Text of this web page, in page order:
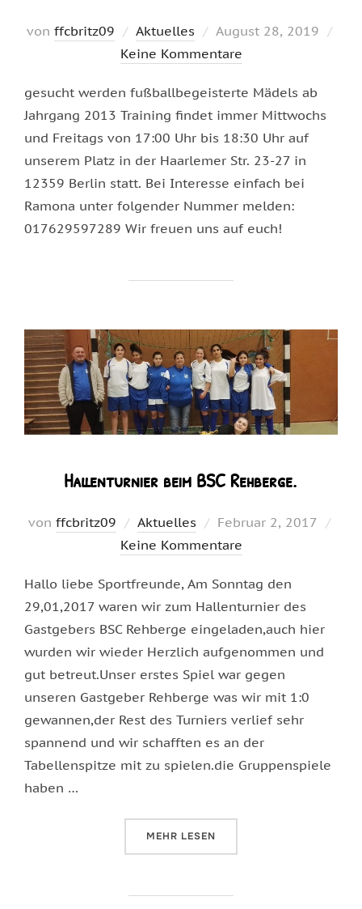
von ffcbritz09 Aktuelles
Veröffentlicht
am
August 28, 2019
Keine Kommentare
gesucht werden fußballbegeisterte Mädels ab
Jahrgang 2013 Training findet immer Mittwochs
und Freitags von 17:00 Uhr bis 18:30 Uhr auf
unserem Platz in der Haarlemer Str. 23-27 in
12359 Berlin statt. Bei Interesse einfach bei
Ramona unter folgender Nummer melden:
017629597289 Wir freuen uns auf euch!
Hallenturnier beim BSC Rehberge.
von ffcbritz09 Aktuelles
Veröffentlicht
am
Februar 2, 2017
Keine Kommentare
Hallo liebe Sportfreunde, Am Sonntag den
29,01,2017 waren wir zum Hallenturnier des
Gastgebers BSC Rehberge eingeladen,auch hier
wurden wir wieder Herzlich aufgenommen und
gut betreut.Unser erstes Spiel war gegen
unseren Gastgeber Rehberge was wir mit 1:0
gewannen,der Rest des Turniers verlief sehr
spannend und wir schafften es an der
Tabellenspitze mit zu spielen.die Gruppenspiele
haben …
MEHR ÜBER „HALLENTURNIER BEIM
LESEN